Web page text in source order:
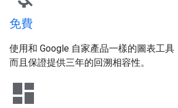
免費
使用和 Google 自家產品一樣的圖表工具
而且保證提供三年的回溯相容性。
dashboard